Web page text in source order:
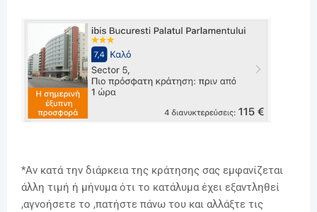
*Αν κατά την διάρκεια της κράτησης σας εμφανίζεται
άλλη τιμή ή μήνυμα ότι το κατάλυμα έχει εξαντληθεί
,αγνοήσετε το ,πατήστε πάνω του και αλλάξτε τις